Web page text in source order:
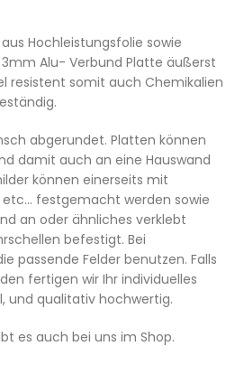
Hochleistungsfolie sowie
Alu- Verbund Platte äußerst
resistent somit auch Chemikalien
abgerundet. Platten können
damit auch an eine Hauswand
können einerseits mit
etc… festgemacht werden sowie
an oder ähnliches verklebt
befestigt. Bei
passende Felder benutzen. Falls
fertigen wir Ihr individuelles
und qualitativ hochwertig.
es auch bei uns im Shop.